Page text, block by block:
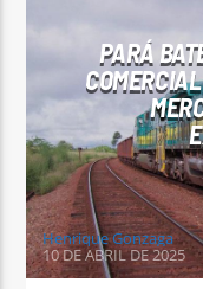
Arara
PARÁ
Henrique Gonzaga
10 DE ABRIL DE 2025